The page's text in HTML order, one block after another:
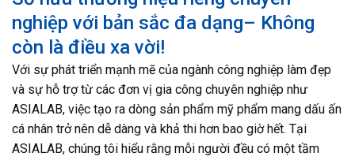
nghiệp với bản sắc đa dạng– Không
còn là điều xa vời!
Với sự phát triển mạnh mẽ của ngành công nghiệp làm đẹp
và sự hỗ trợ từ các đơn vị gia công chuyên nghiệp như
ASIALAB, việc tạo ra dòng sản phẩm mỹ phẩm mang dấu ấn
cá nhân trở nên dễ dàng và khả thi hơn bao giờ hết. Tại
ASIALAB, chúng tôi hiểu rằng mỗi người đều có một tầm